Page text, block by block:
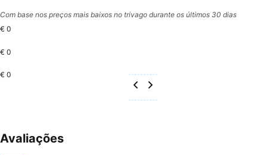
Com base nos preços mais baixos no trivago durante os últimos 30 dias
€ 0
€ 0
€ 0
Avaliações